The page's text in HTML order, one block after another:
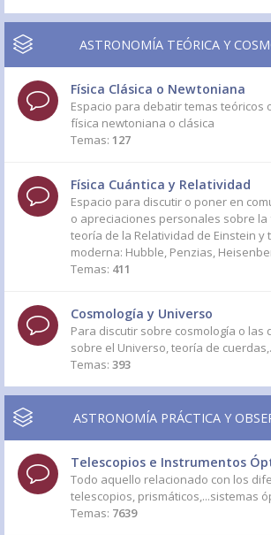
ASTRONOMÍA TEÓRICA Y
Física Clásica o Newtoniana
Espacio para debatir temas teóricos
física newtoniana o clásica
Temas: 127
Física Cuántica y Relatividad
Espacio para discutir o poner en
o apreciaciones personales sobre la
teoría de la Relatividad de Einstein y
moderna: Hubble, Penzias,
Temas: 411
Cosmología y Universo
Para discutir sobre cosmología o
sobre el Universo, teoría de
Temas: 393
ASTRONOMÍA PRÁCTICA Y
Telescopios e Instrumentos
Todo aquello relacionado con los
telescopios, prismáticos,...sistemas
Temas: 7639